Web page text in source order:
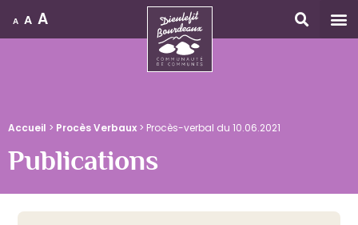
A A A
Accueil > Procès Verbaux > Procès-verbal du 10.06.2021
Publications